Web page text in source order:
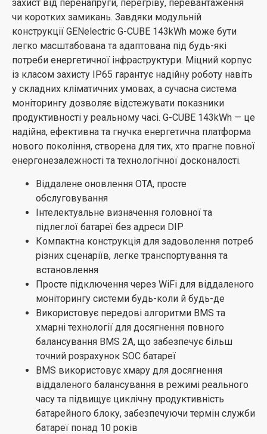
захист від перенапруги, перегріву, перевантаження
чи коротких замикань. Завдяки модульній
конструкції GENelectric G-CUBE 143kWh може бути
легко масштабована та адаптована під будь-які
потреби енергетичної інфраструктури. Міцний корпус
із класом захисту IP65 гарантує надійну роботу навіть
у складних кліматичних умовах, а сучасна система
моніторингу дозволяє відстежувати показники
продуктивності у реальному часі. G-CUBE 143kWh — це
надійна, ефективна та гнучка енергетична платформа
нового покоління, створена для тих, хто прагне повної
енергонезалежності та технологічної досконалості.
Віддалене оновлення OTA, просте
обслуговування
Інтелектуальне визначення головної та
підлеглої батареї без адреси DIP
Компактна конструкція для задоволення потреб
різних сценаріїв, легке транспортування та
встановлення
Просте підключення через WiFi для віддаленого
моніторингу системи будь-коли й будь-де
Використовує передові алгоритми BMS та
хмарні технології для досягнення повного
балансування BMS 2А, що забезпечує більш
точний розрахунок SOC батареї
BMS використовує хмару для досягнення
віддаленого балансування в режимі реального
часу та підвищує циклічну продуктивність
батарейного блоку, забезпечуючи термін служби
батареї понад 10 років